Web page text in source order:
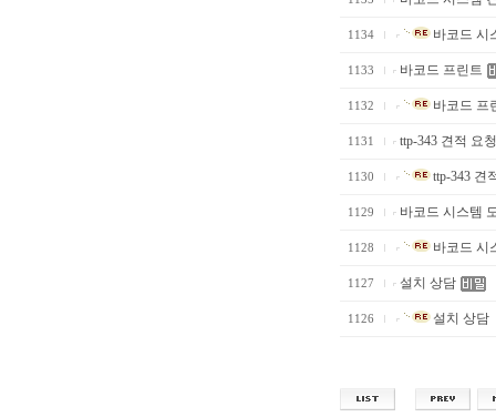
1134 바코드 시
1133 바코드 프린트
1132 바코드 프
1131 ttp-343 견적 요
1130 ttp-343 견
1129 바코드 시스템
1128 바코드 시
1127 설치 상담
1126 설치 상담